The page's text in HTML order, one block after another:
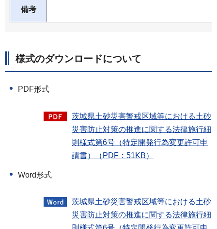
備考
様式のダウンロードについて
PDF形式
茨城県土砂災害警戒区域等における土砂
災害防止対策の推進に関する法律施行細
則様式第6号（特定開発行為変更許可申
請書）（PDF：51KB）
Word形式
茨城県土砂災害警戒区域等における土砂
災害防止対策の推進に関する法律施行細